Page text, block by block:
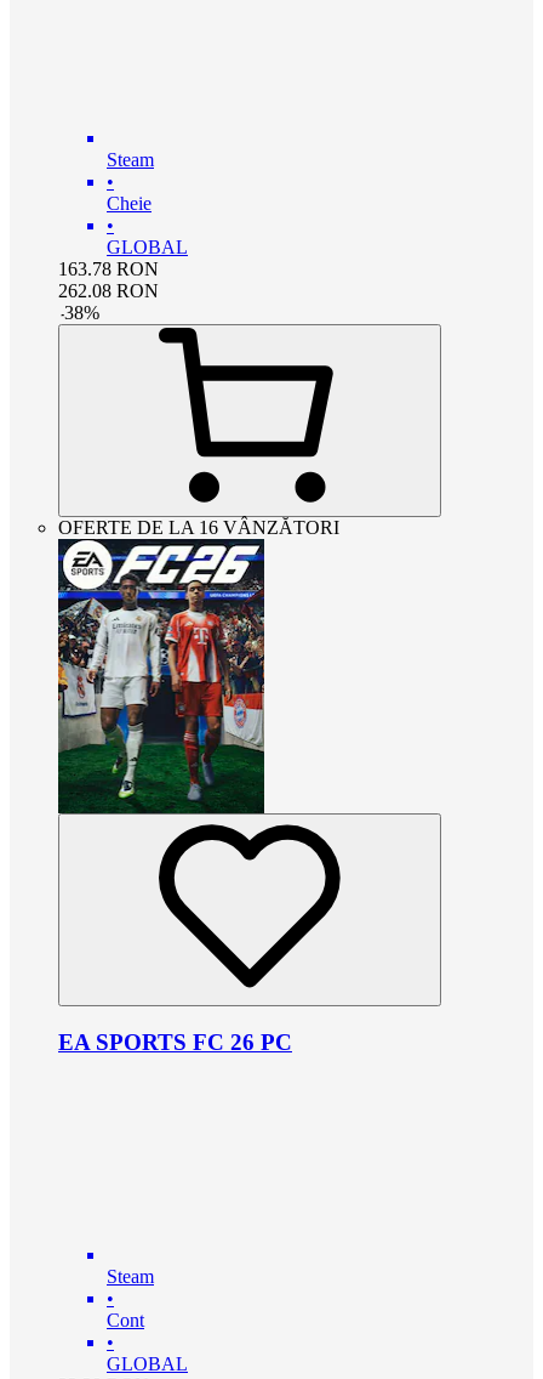
Steam
•
Cheie
•
GLOBAL
163.78 RON
262.08 RON
-38%
OFERTE DE LA 16 VÂNZĂTORI
EA SPORTS FC 26 PC
Steam
•
Cont
•
GLOBAL